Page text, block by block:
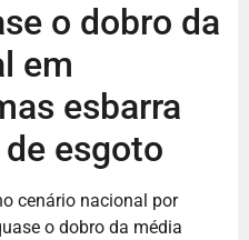
o dobro da
em
esbarra
esgoto
cenário nacional por
o dobro da média